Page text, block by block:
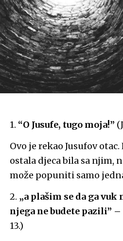
1. “O Jusufe, tugo moja!”
Ovo je rekao Jusufov
ostala djeca bila sa njim,
može popuniti samo
2. „a plašim se da ga vuk
njega ne budete pazili” –
13.)